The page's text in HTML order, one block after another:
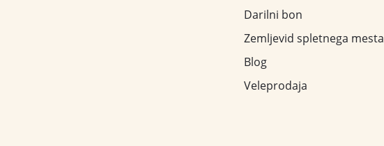
Darilni bon
Zemljevid spletnega mesta
Blog
Veleprodaja